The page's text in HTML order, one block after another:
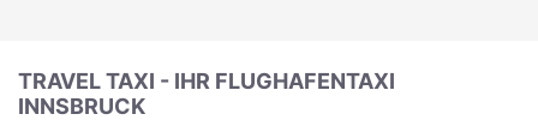
TRAVEL TAXI - IHR FLUGHAFENTAXI
INNSBRUCK